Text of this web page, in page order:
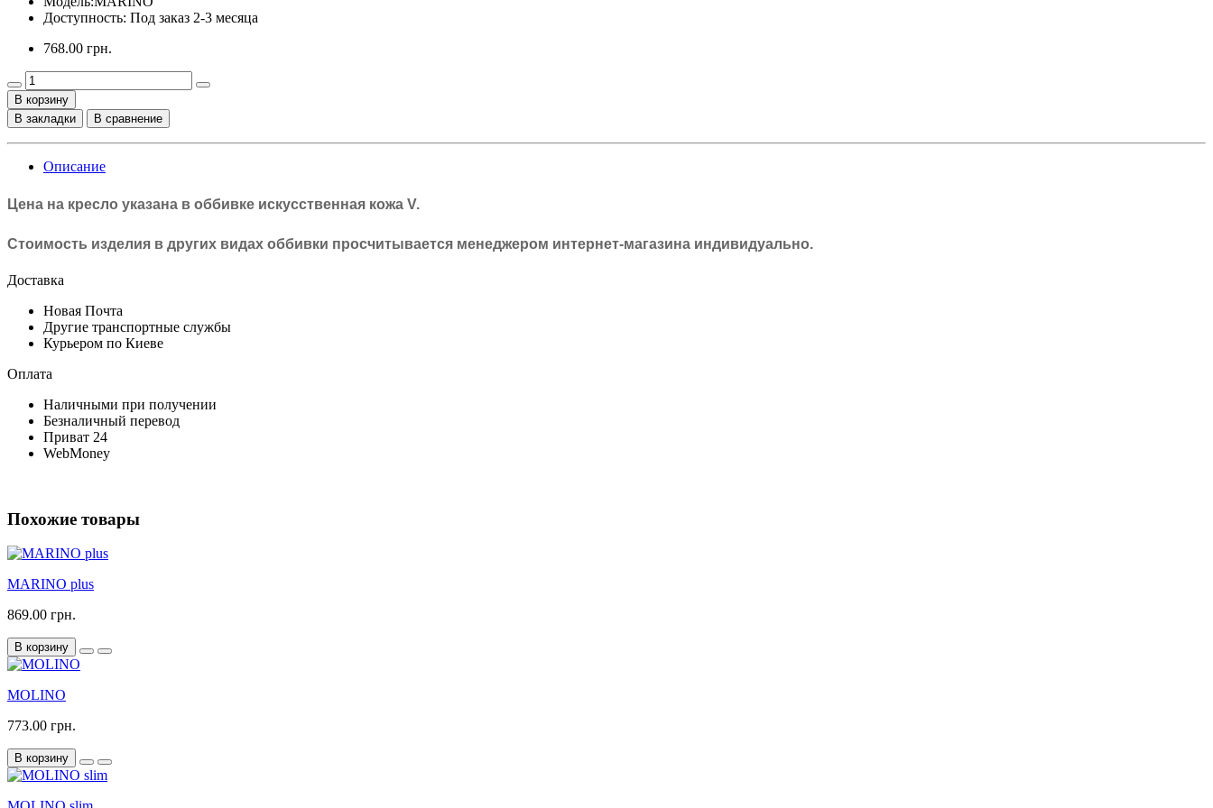
Доступность: Под заказ 2-3 месяца
768.00 грн.
В корзину
В закладки
В сравнение
Описание
Цена на кресло указана в оббивке искусственная кожа V.
Стоимость изделия в других видах оббивки просчитывается менеджером интернет-магазина индивидуально.
Доставка
Новая Почта
Другие транспортные службы
Курьером по Киеве
Оплата
Наличными при получении
Безналичный перевод
Приват 24
WebMoney
Похожие товары
MARINO plus
869.00 грн.
В корзину
MOLINO
773.00 грн.
В корзину